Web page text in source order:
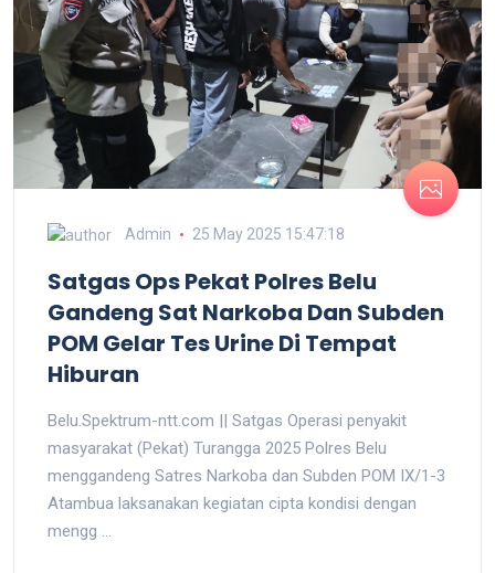
Admin 25 May 2025 15:47:18
Satgas Ops Pekat Polres Belu
Gandeng Sat Narkoba Dan Subden
POM Gelar Tes Urine Di Tempat
Hiburan
Belu.Spektrum-ntt.com || Satgas Operasi penyakit
masyarakat (Pekat) Turangga 2025 Polres Belu
menggandeng Satres Narkoba dan Subden POM IX/1-3
Atambua laksanakan kegiatan cipta kondisi dengan
mengg ...